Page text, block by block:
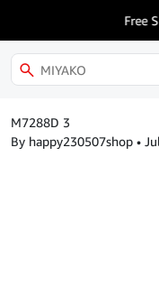
Free
M7288D 3
By happy230507shop •